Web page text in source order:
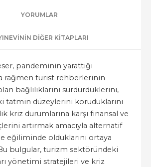
YORUMLAR
DIĞER KITAPLARI
pandeminin yarattığı
rağmen turist rehberlerinin
bağlılıklarını sürdürdüklerini,
tatmin düzeylerini koruduklarını
kriz durumlarına karşı finansal ve
artırmak amacıyla alternatif
eğiliminde olduklarını ortaya
bulgular, turizm sektöründeki
yönetimi stratejileri ve kriz